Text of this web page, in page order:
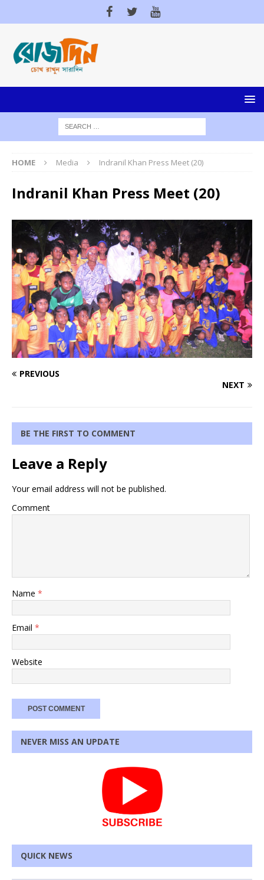
HOME Media Indranil Khan Press Meet (20)
Indranil Khan Press Meet (20)
PREVIOUS
NEXT
BE THE FIRST TO COMMENT
Leave a Reply
Your email address will not be published.
Comment
Name *
Email *
Website
NEVER MISS AN UPDATE
QUICK NEWS